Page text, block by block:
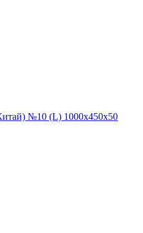
№10 (L) 1000х450х50